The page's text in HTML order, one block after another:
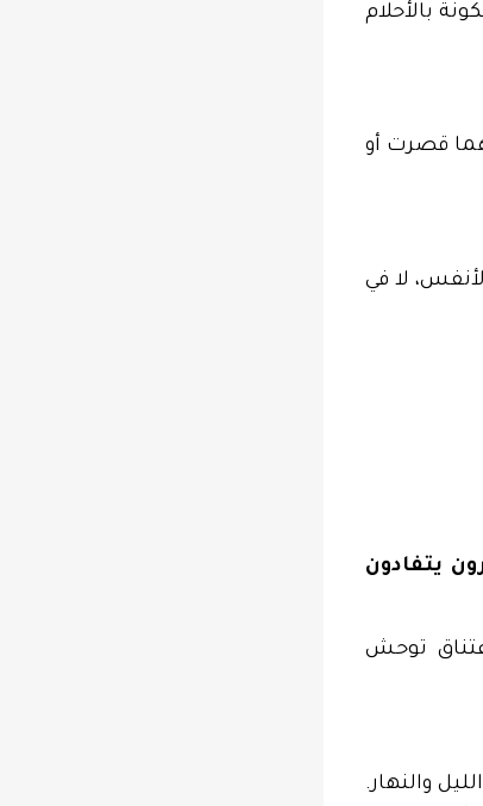
بالأحلام
قصرت أو
لا في
يتفادون
توحش
والنهار.